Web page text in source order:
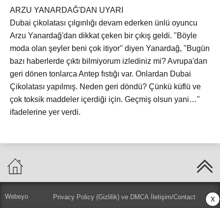
ARZU YANARDAĞ'DAN UYARI
Dubai çikolatası çılgınlığı devam ederken ünlü oyuncu
Arzu Yanardağ'dan dikkat çeken bir çıkış geldi. "Böyle
moda olan şeyler beni çok itiyor" diyen Yanardağ, "Bugün
bazı haberlerde çıktı bilmiyorum izlediniz mi? Avrupa'dan
geri dönen tonlarca Antep fıstığı var. Onlardan Dubai
Çikolatası yapılmış. Neden geri döndü? Çünkü küflü ve
çok toksik maddeler içerdiği için. Geçmiş olsun yani…"
ifadelerine yer verdi.
Webeyo Privacy Policy (Gizlilik) ve DMCA İletişim/Contact X